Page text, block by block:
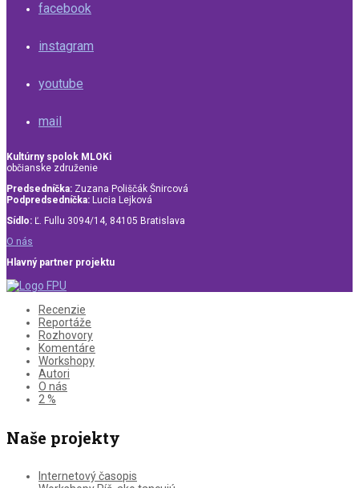
facebook
instagram
youtube
mail
Kultúrny spolok MLOKi
občianske združenie
Predsedníčka: Zuzana Poliščák Šnircová
Podpredsedníčka: Lucia Lejková
Sídlo: Ľ. Fullu 3094/14, 84105 Bratislava
O nás
Hlavný partner projektu
Recenzie
Reportáže
Rozhovory
Komentáre
Workshopy
Autori
O nás
2 %
Naše projekty
Internetový časopis